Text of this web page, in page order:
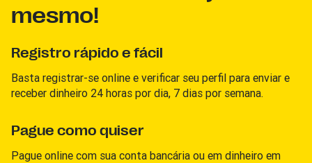
mesmo!
Registro rápido e fácil
Basta registrar-se online e verificar seu perfil para enviar e
receber dinheiro 24 horas por dia, 7 dias por semana.
Pague como quiser
Pague online com sua conta bancária ou em dinheiro em